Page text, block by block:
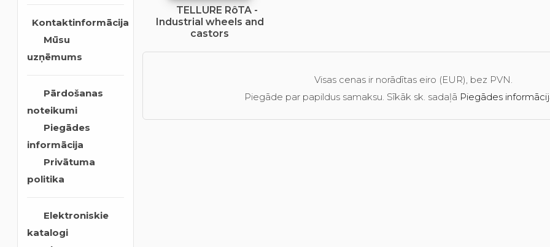
Kontaktinformācija
Mūsu
uzņēmums
Pārdošanas
noteikumi
Piegādes
informācija
Privātuma
politika
Elektroniskie
katalogi
TELLURE RôTA -
Industrial wheels and
castors
Visas cenas ir norādītas eiro (EUR), bez PVN.
Piegāde par papildus samaksu. Sīkāk sk. sadaļā Piegādes